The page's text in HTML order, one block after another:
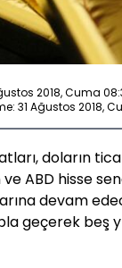
2018, Cuma
31 Ağustos 2018,
doların
ABD hisse
devam
geçerek beş